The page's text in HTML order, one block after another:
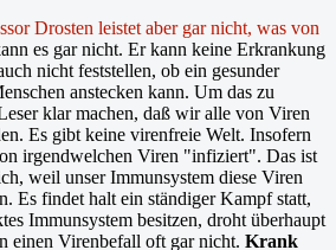
Drosten leistet aber gar nicht, was von
es gar nicht. Er kann keine Erkrankung
nicht feststellen, ob ein gesunder
anstecken kann. Um das zu
klar machen, daß wir alle von Viren
Es gibt keine virenfreie Welt. Insofern
irgendwelchen Viren "infiziert". Das ist
weil unser Immunsystem diese Viren
Es findet halt ein ständiger Kampf statt,
Immunsystem besitzen, droht überhaupt
einen Virenbefall oft gar nicht. Krank